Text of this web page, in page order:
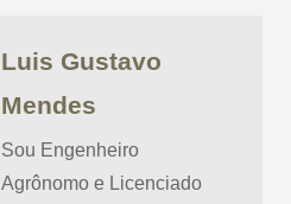
Luis Gustavo
Mendes
Sou Engenheiro
Agrônomo e Licenciado